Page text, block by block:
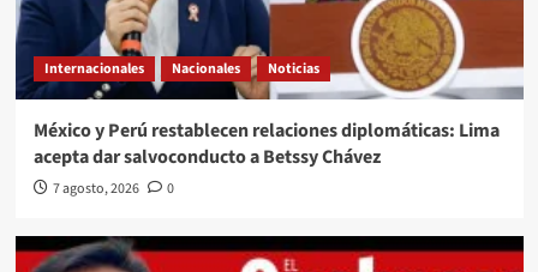
Internacionales Nacionales Noticias
México y Perú restablecen relaciones diplomáticas: Lima
acepta dar salvoconducto a Betssy Chávez
7 agosto, 2026 0